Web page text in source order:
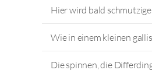
Hier wird bald
Wie in einem kleinen
Die spinnen, die